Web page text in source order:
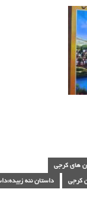
های کرجی
کرجی داستان ننه